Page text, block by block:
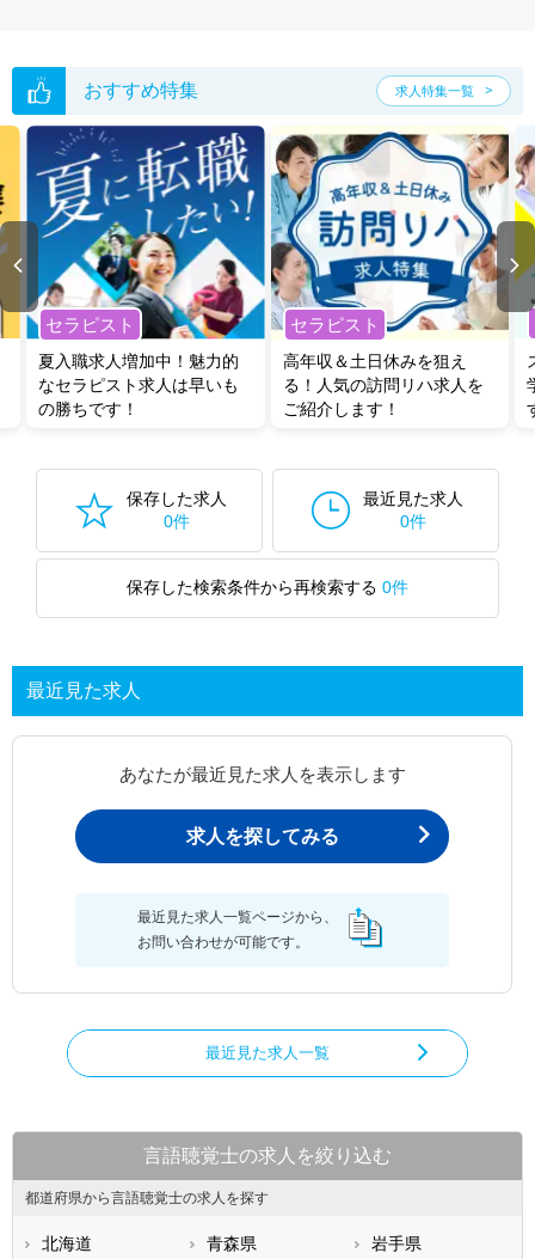
い。
おすすめ特集 求人特集一覧
セラピスト
夏入職求人増加中！魅力的
なセラピスト求人は早いも
の勝ちです！
セラピスト
高年収＆土日休みを狙え
る！人気の訪問リハ求人を
ご紹介します！
保存した求人
0件
最近見た求人
0件
保存した検索条件から再検索する 0件
最近見た求人
あなたが最近見た求人を表示します
求人を探してみる
最近見た求人一覧ページから、
お問い合わせが可能です。
最近見た求人一覧
言語聴覚士の求人を絞り込む
都道府県から言語聴覚士の求人を探す
北海道 青森県 岩手県